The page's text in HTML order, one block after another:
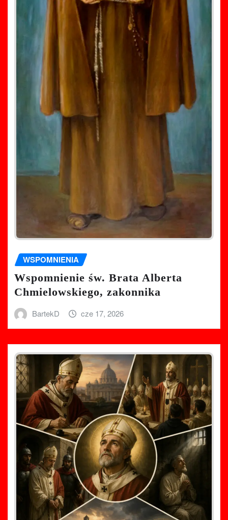
WSPOMNIENIA
Wspomnienie św. Brata Alberta
Chmielowskiego, zakonnika
BartekD cze 17, 2026